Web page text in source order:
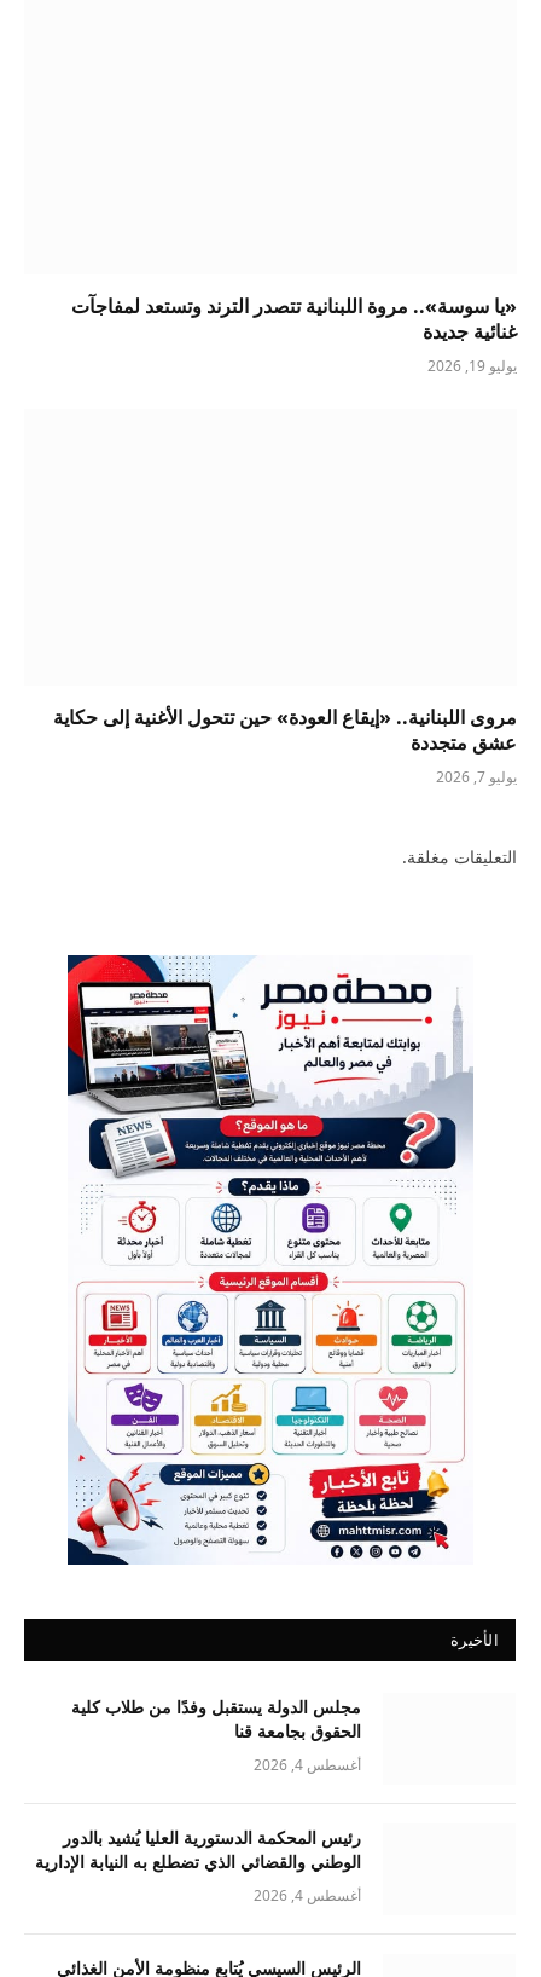
«يا سوسة».. مروة اللبنانية تتصدر الترند وتستعد لمفاجآت
غنائية جديدة
يوليو 19, 2026
مروى اللبنانية.. «إيقاع العودة» حين تتحول الأغنية إلى حكاية
عشق متجددة
يوليو 7, 2026
التعليقات مغلقة.
الأخيرة
مجلس الدولة يستقبل وفدًا من طلاب كلية
الحقوق بجامعة قنا
أغسطس 4, 2026
رئيس المحكمة الدستورية العليا يُشيد بالدور
الوطني والقضائي الذي تضطلع به النيابة الإدارية
أغسطس 4, 2026
الرئيس السيسي يُتابع منظومة الأمن الغذائي